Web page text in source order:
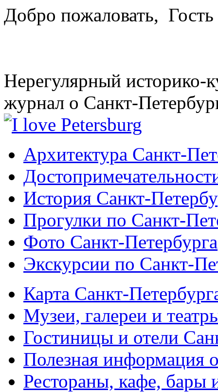
Добро пожаловать, Гость
Нерегулярный историко-
журнал о Санкт-
Архитектура Санкт-
История Санкт-
Прогулки по Санкт-
Фото Санкт-Петербурга
Экскурсии по Санкт-
Карта Санкт-
Музеи, галереи и
Гостиницы и отели
Полезная информация
Рестораны, кафе, бары